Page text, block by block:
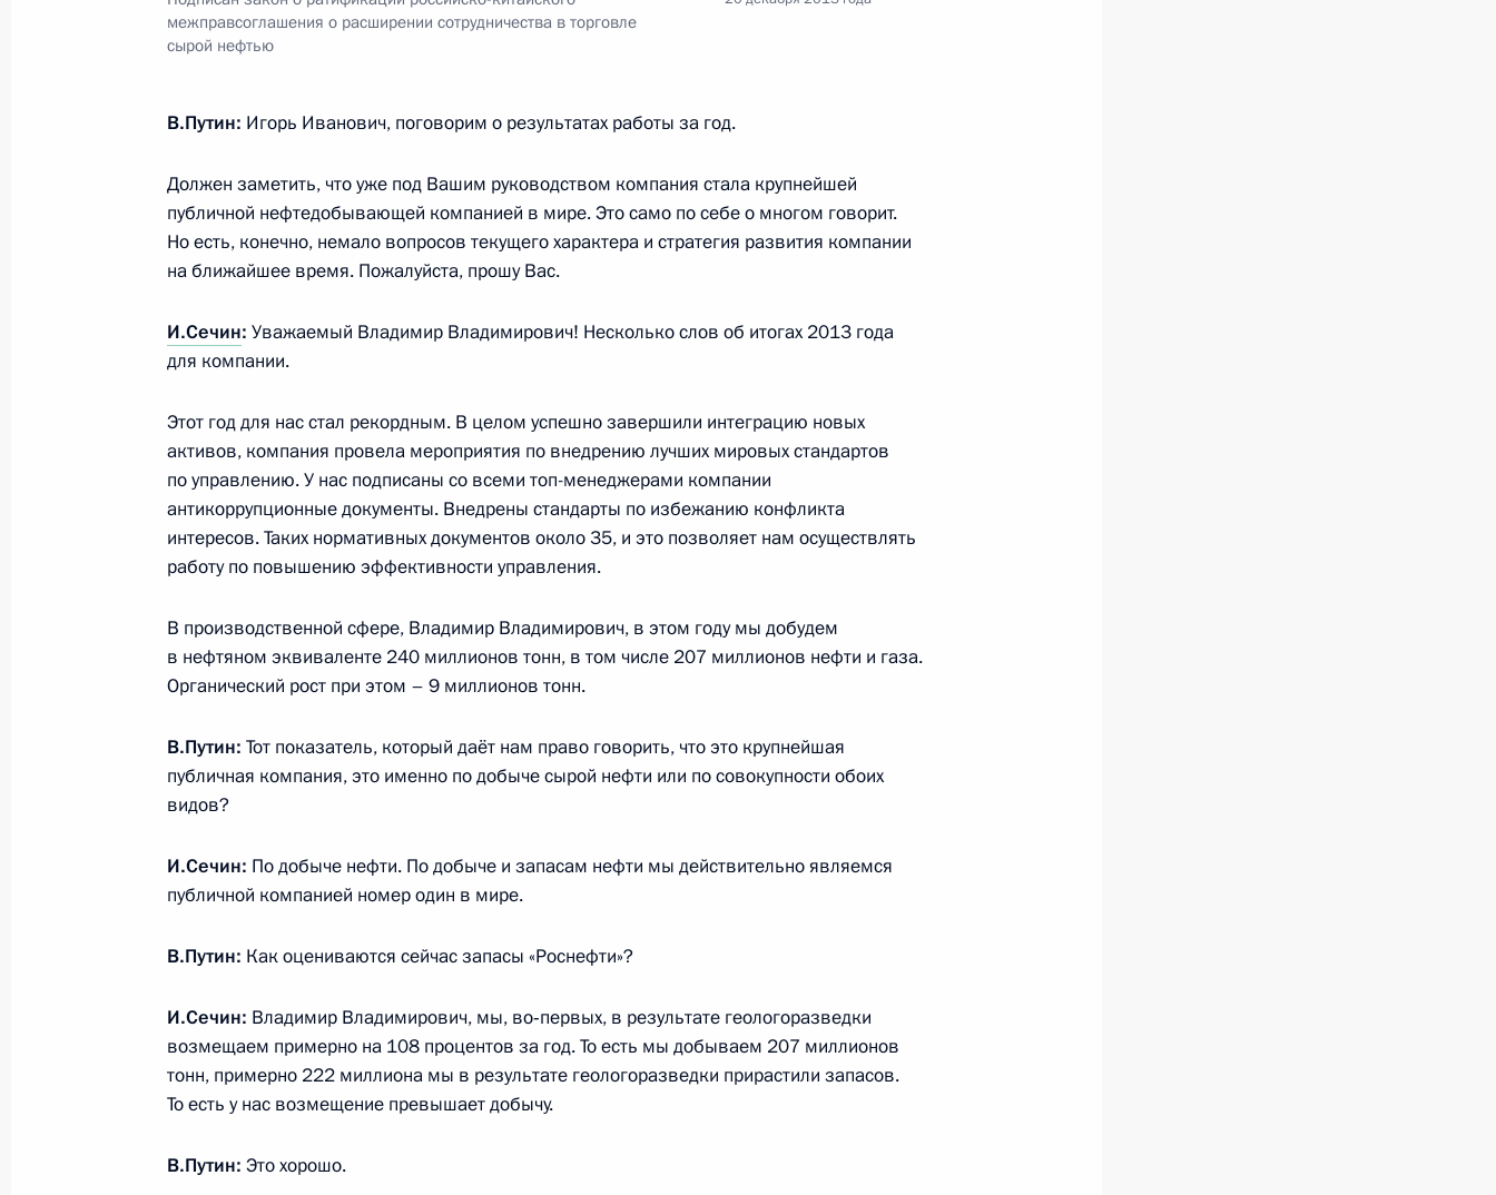
Встреча с победителями и призёрами Всемирной зимней
универсиады
5
24 декабря 2013 года, вторник
Заседание Высшего Евразийского экономического совета
24 декабря 2013 года, 17:15 Москва, Кремль
15
Встреча с Президентом Казахстана Нурсултаном Назарбаевым
23 декабря 2013 года, понедельник
Соболезнования родным и близким Михаила Калашникова
Совместное заседание Госсовета и Комиссии по мониторингу
23 декабря 2013 года, 16:00 Москва, Кремль
Ракетоносец «Александр Невский» принят в боевой состав ВМФ
России
3
Подписан закон о потребительском кредите
23 декабря 2013 года, 12:30
Подписан закон об усилении ответственности за нарушение
межправсоглашения о расширении сотрудничества в торговле
сырой нефтью
В.Путин: Игорь Иванович, поговорим о результатах работы за год.
Должен заметить, что уже под Вашим руководством компания стала крупнейшей
публичной нефтедобывающей компанией в мире. Это само по себе о многом говорит.
Но есть, конечно, немало вопросов текущего характера и стратегия развития компании
на ближайшее время. Пожалуйста, прошу Вас.
И.Сечин: Уважаемый Владимир Владимирович! Несколько слов об итогах 2013 года
для компании.
Этот год для нас стал рекордным. В целом успешно завершили интеграцию новых
активов, компания провела мероприятия по внедрению лучших мировых стандартов
по управлению. У нас подписаны со всеми топ-менеджерами компании
антикоррупционные документы. Внедрены стандарты по избежанию конфликта
интересов. Таких нормативных документов около 35, и это позволяет нам осуществлять
работу по повышению эффективности управления.
В производственной сфере, Владимир Владимирович, в этом году мы добудем
в нефтяном эквиваленте 240 миллионов тонн, в том числе 207 миллионов нефти и газа.
Органический рост при этом – 9 миллионов тонн.
В.Путин: Тот показатель, который даёт нам право говорить, что это крупнейшая
публичная компания, это именно по добыче сырой нефти или по совокупности обоих
видов?
И.Сечин: По добыче нефти. По добыче и запасам нефти мы действительно являемся
публичной компанией номер один в мире.
В.Путин: Как оцениваются сейчас запасы «Роснефти»?
И.Сечин: Владимир Владимирович, мы, во‑первых, в результате геологоразведки
возмещаем примерно на 108 процентов за год. То есть мы добываем 207 миллионов
тонн, примерно 222 миллиона мы в результате геологоразведки прирастили запасов.
То есть у нас возмещение превышает добычу.
В.Путин: Это хорошо.